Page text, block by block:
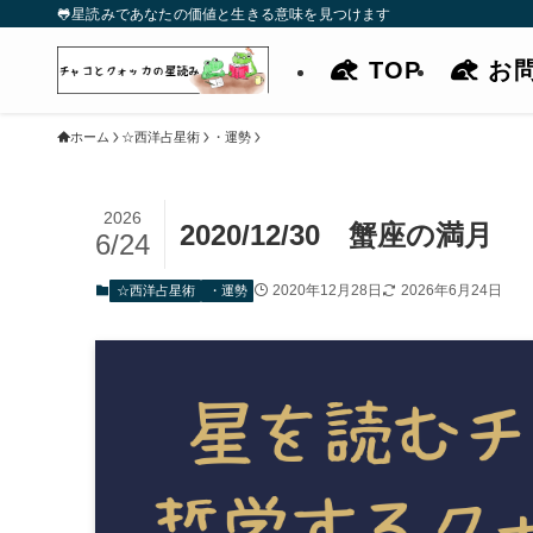
🐸星読みであなたの価値と生きる意味を見つけます
TOP お
ホーム ☆西洋占星術 ・運勢
2020/12/30 蟹座の満月
2026
6/24
☆西洋占星術 ・運勢 2020年12月28日 2026年6月24日